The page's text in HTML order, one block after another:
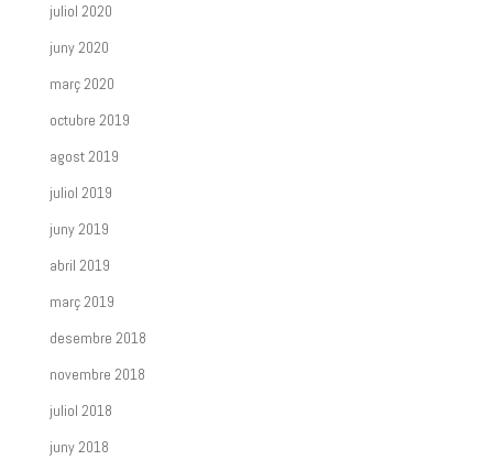
juliol 2020
juny 2020
març 2020
octubre 2019
agost 2019
juliol 2019
juny 2019
abril 2019
març 2019
desembre 2018
novembre 2018
juliol 2018
juny 2018